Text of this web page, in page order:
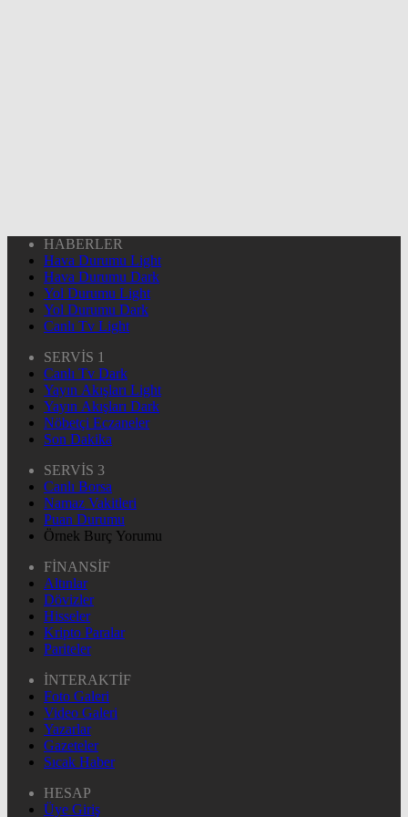
HABERLER
Hava Durumu Light
Hava Durumu Dark
Yol Durumu Light
Yol Durumu Dark
Canlı Tv Light
SERVİS 1
Canlı Tv Dark
Yayın Akışları Light
Yayın Akışları Dark
Nöbetçi Eczaneler
Son Dakika
SERVİS 3
Canlı Borsa
Namaz Vakitleri
Puan Durumu
Örnek Burç Yorumu
FİNANSİF
Altınlar
Dövizler
Hisseler
Kripto Paralar
Pariteler
İNTERAKTİF
Foto Galeri
Video Galeri
Yazarlar
Gazeteler
Sıcak Haber
HESAP
Üye Giriş